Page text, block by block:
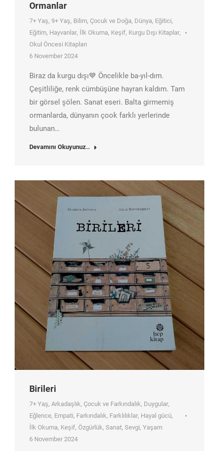
Ormanlar
7+ Yaş, 9+ Yaş, Bilim, Çocuk ve Doğa, Dünya, Eğitici,
Eğitim, Hayvanlar, İlk Okuma, Keşif, Kurgu Dışı Kitaplar,
Okul Öncesi Kitapları
6 November 2024
Biraz da kurgu dışı💙 Öncelikle ba-yıl-dım.
Çeşitliliğe, renk cümbüşüne hayran kaldım. Tam
bir görsel şölen. Sanat eseri. Balta girmemiş
ormanlarda, dünyanın çook farklı yerlerinde
bulunan…
Devamını Okuyunuz..
Birileri
7+ Yaş, Arkadaşlık, Çocuk ve Farkındalık, Duygular,
Eğlence, Empati, Farkındalık, Farklılıklar, Hayal gücü,
İlk Okuma, Keşif, Özgürlük, Sanat, Sevgi, Yaşam
6 November 2024